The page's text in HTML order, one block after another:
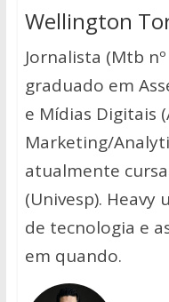
Wellington
Jornalista (Mtb
graduado em
e Mídias Digitais
Marketing/
atualmente
(Univesp). Heavy
de tecnologia e
em quando.